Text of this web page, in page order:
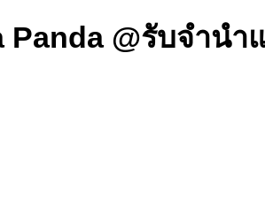
Panda @รับจำน